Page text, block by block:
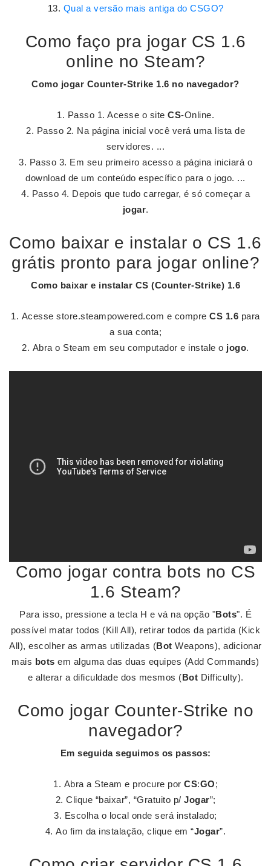
Qual a versão mais antiga do CSGO?
Como faço pra jogar CS 1.6
online no Steam?
Como jogar Counter-Strike 1.6 no navegador?
Passo 1. Acesse o site CS-Online.
Passo 2. Na página inicial você verá uma lista de
servidores. ...
Passo 3. Em seu primeiro acesso a página iniciará o
download de um conteúdo específico para o jogo. ...
Passo 4. Depois que tudo carregar, é só começar a
jogar.
Como baixar e instalar o CS 1.6
grátis pronto para jogar online?
Como baixar e instalar CS (Counter-Strike) 1.6
Acesse store.steampowered.com e compreCS 1.6 para
a sua conta;
Abra o Steam em seu computador e instale o jogo.
Como jogar contra bots no CS
1.6 Steam?
Para isso, pressione a tecla H e vá na opção "Bots". É
possível matar todos (Kill All), retirar todos da partida (Kick
All), escolher as armas utilizadas (Bot Weapons), adicionar
mais bots em alguma das duas equipes (Add Commands)
e alterar a dificuldade dos mesmos (Bot Difficulty).
Como jogar Counter-Strike no
navegador?
Em seguida seguimos os passos:
Abra a Steam e procure por CS:GO;
Clique “baixar”, “Gratuito p/ Jogar”;
Escolha o local onde será instalado;
Ao fim da instalação, clique em “Jogar”.